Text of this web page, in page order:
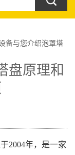
备与您介绍泡罩塔
理和安装注意事项
盘原理和
2004年，是一家